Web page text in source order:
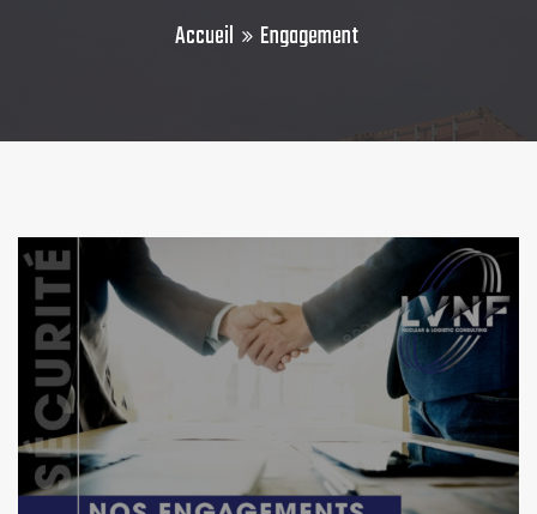
Accueil Engagement